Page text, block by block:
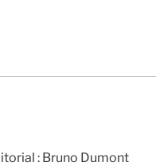
: Bruno Dumont